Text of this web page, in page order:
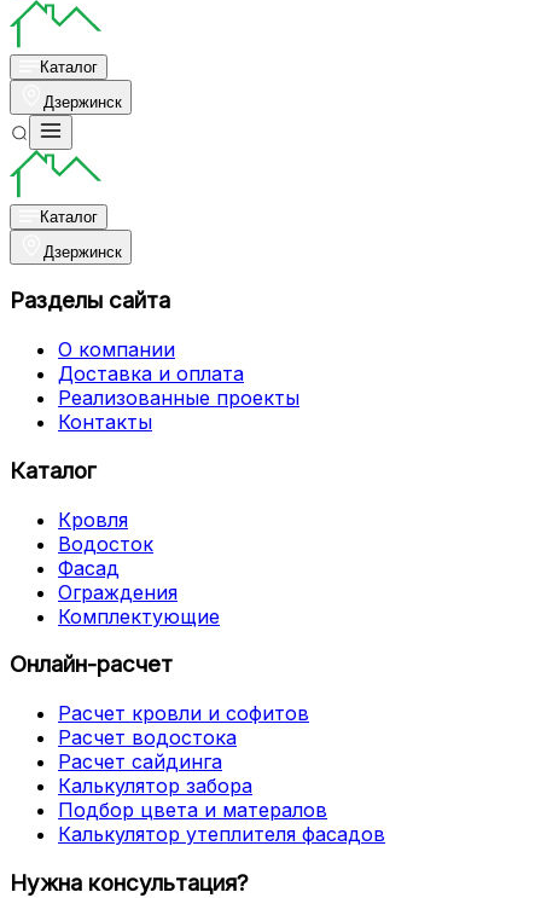
Каталог
Дзержинск
Каталог
Дзержинск
Разделы сайта
О компании
Доставка и оплата
Реализованные проекты
Контакты
Каталог
Кровля
Водосток
Фасад
Ограждения
Комплектующие
Онлайн-расчет
Расчет кровли и софитов
Расчет водостока
Расчет сайдинга
Калькулятор забора
Подбор цвета и матералов
Калькулятор утеплителя фасадов
Нужна консультация?